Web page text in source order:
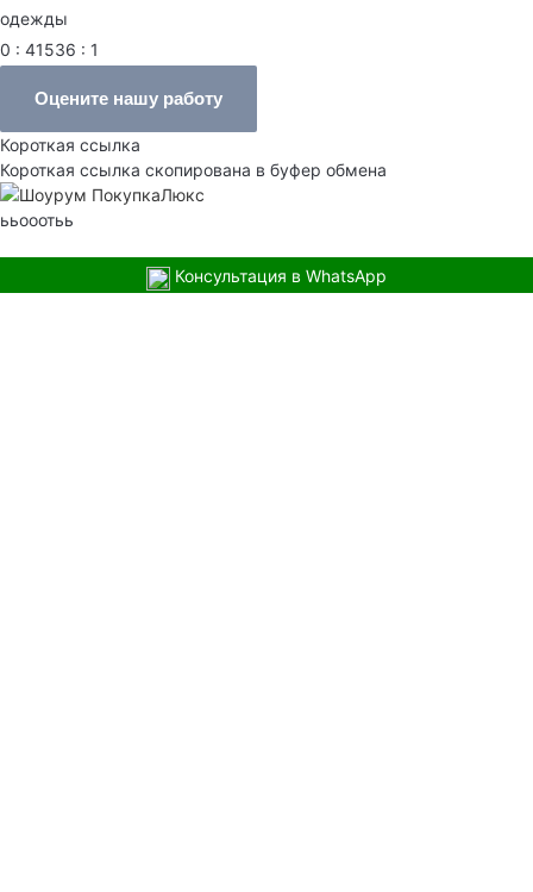
одежды
0 : 41536 : 1
Оцените нашу работу
Короткая ссылка
Короткая ссылка скопирована в буфер обмена
ььооотьь
Консультация в WhatsApp